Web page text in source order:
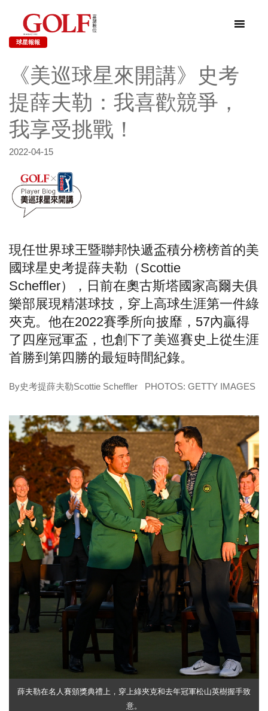
球星報報
《美巡球星來開講》史考
提薛夫勒：我喜歡競爭，
我享受挑戰！
2022-04-15
現任世界球王暨聯邦快遞盃積分榜榜首的美
國球星史考提薛夫勒（Scottie
Scheffler），日前在奧古斯塔國家高爾夫俱
樂部展現精湛球技，穿上高球生涯第一件綠
夾克。他在2022賽季所向披靡，57內贏得
了四座冠軍盃，也創下了美巡賽史上從生涯
首勝到第四勝的最短時間紀錄。
By史考提薛夫勒Scottie Scheffler PHOTOS: GETTY IMAGES
薛夫勒在名人賽頒獎典禮上，穿上綠夾克和去年冠軍松山英樹握手致
意。